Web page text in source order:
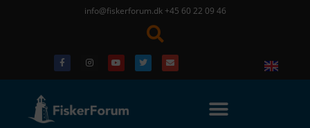
info@fiskerforum.dk +45 60 22 09 46